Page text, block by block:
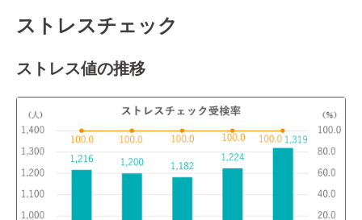
ストレスチェック
ストレス値の推移